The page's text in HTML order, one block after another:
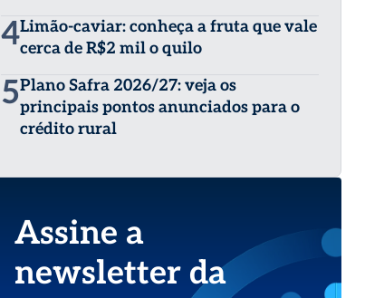
4Limão-caviar: conheça a fruta que vale
cerca de R$2 mil o quilo
5Plano Safra 2026/27: veja os
principais pontos anunciados para o
crédito rural
Assine a
newsletter da